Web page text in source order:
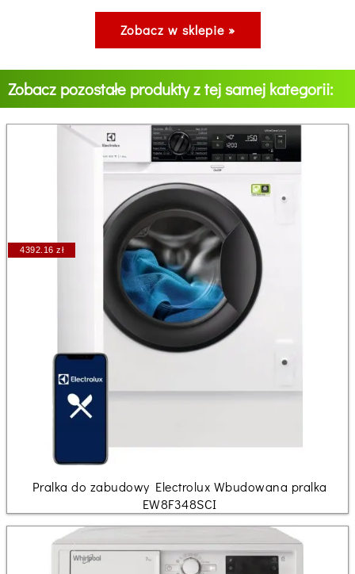
Zobacz w sklepie »
Zobacz pozostałe produkty z tej samej kategorii:
4392.16 zł
Pralka do zabudowy Electrolux Wbudowana pralka
EW8F348SCI